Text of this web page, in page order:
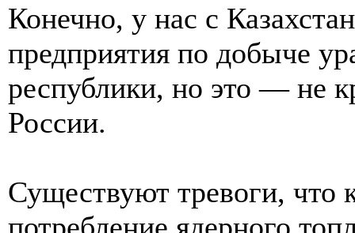
Конечно, у нас с
предприятия по добыче
республики, но это — не
России.
Существуют тревоги, что